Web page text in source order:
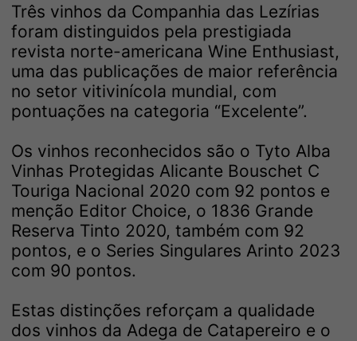
Três vinhos da Companhia das Lezírias
foram distinguidos pela prestigiada
revista norte-americana Wine Enthusiast,
uma das publicações de maior referência
no setor vitivinícola mundial, com
pontuações na categoria “Excelente”.
Os vinhos reconhecidos são o Tyto Alba
Vinhas Protegidas Alicante Bouschet C
Touriga Nacional 2020 com 92 pontos e
menção Editor Choice, o 1836 Grande
Reserva Tinto 2020, também com 92
pontos, e o Series Singulares Arinto 2023
com 90 pontos.
Estas distinções reforçam a qualidade
dos vinhos da Adega de Catapereiro e o